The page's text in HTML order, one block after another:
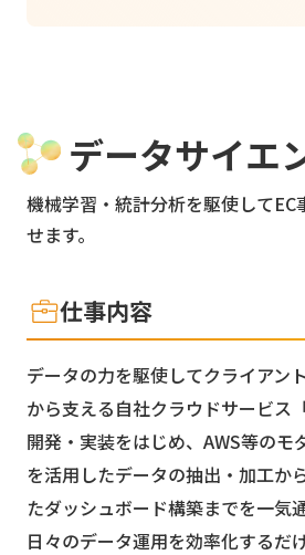
データサイエ
機械学習・統計分析を駆使してEC
せます。
仕事内容
データの力を駆使してクライアン
から支える自社クラウドサービス
開発・実装をはじめ、AWS等のモ
を活用したデータの抽出・加工か
たダッシュボード構築までを一気
日々のデータ運用を効率化するだ